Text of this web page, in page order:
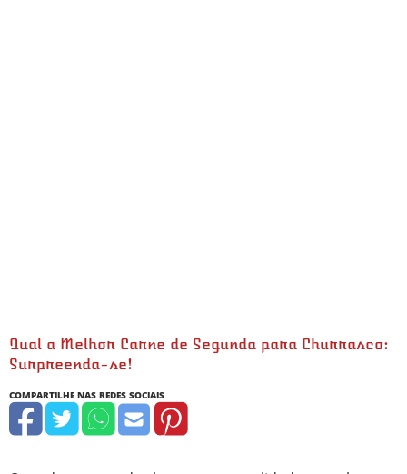
Qual a Melhor Carne de Segunda para Churrasco:
Surpreenda-se!